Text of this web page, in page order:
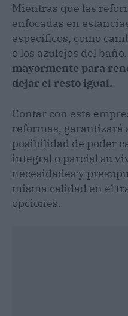
Mientras que las
enfocadas en
específicos, como
o los azulejos del baño.
mayormente para
dejar el resto igual.
Contar con esta
reformas, garantizará
posibilidad de poder
integral o parcial su
necesidades y
misma calidad en el
opciones.